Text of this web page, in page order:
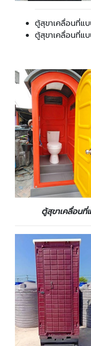
ตู้สุขาเคลื่อนที่แ
ตู้สุขาเคลื่อนที่แ
ตู้สุขาเคลื่อนที่